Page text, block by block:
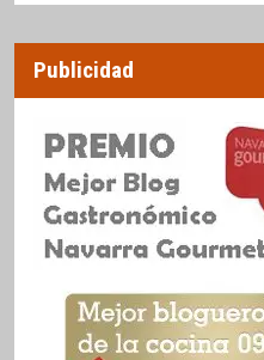
Publicidad